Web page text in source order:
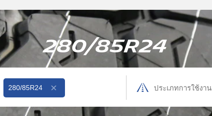
280/85R24
280/85R24